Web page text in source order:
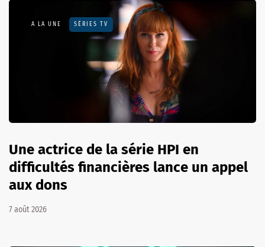
A LA UNE SÉRIES TV
Une actrice de la série HPI en
difficultés financières lance un appel
aux dons
7 août 2026